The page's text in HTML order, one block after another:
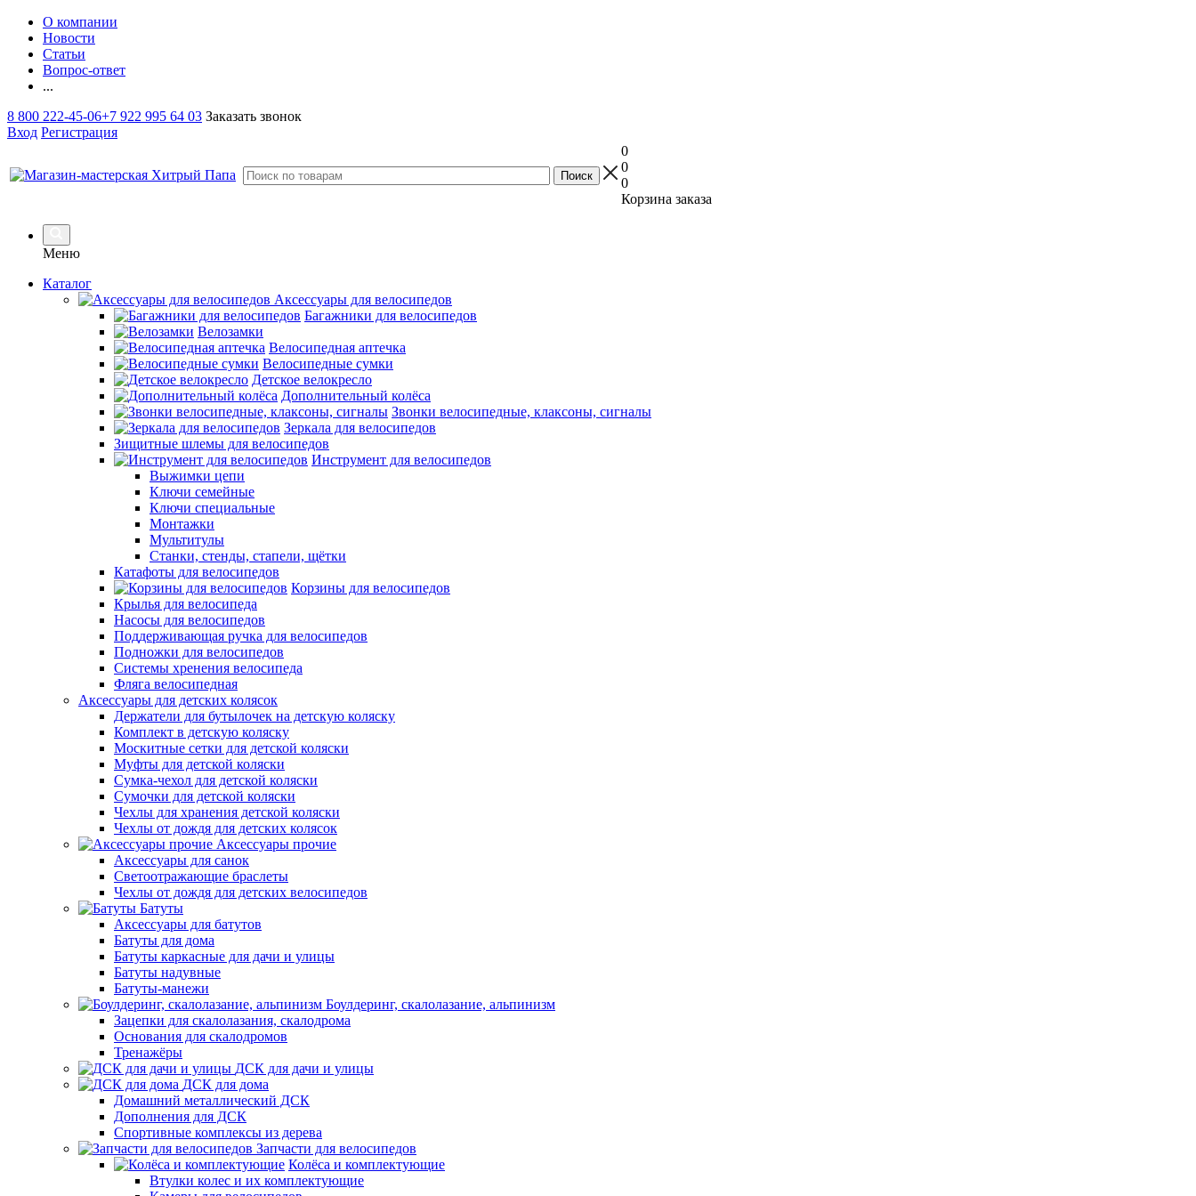
О компании
Новости
Статьи
Вопрос-ответ
...
8 800 222-45-06+7 922 995 64 03 Заказать звонок
Вход Регистрация
0
0
0
Корзина заказа
Меню
Каталог
Аксессуары для велосипедов
Багажники для велосипедов
Велозамки
Велосипедная аптечка
Велосипедные сумки
Детское велокресло
Дополнительный колёса
Звонки велосипедные, клаксоны, сигналы
Зеркала для велосипедов
Зищитные шлемы для велосипедов
Инструмент для велосипедов
Выжимки цепи
Ключи семейные
Ключи специальные
Монтажки
Мультитулы
Станки, стенды, стапели, щётки
Катафоты для велосипедов
Корзины для велосипедов
Крылья для велосипеда
Насосы для велосипедов
Поддерживающая ручка для велосипедов
Подножки для велосипедов
Системы хренения велосипеда
Фляга велосипедная
Аксессуары для детских колясок
Держатели для бутылочек на детскую коляску
Комплект в детскую коляску
Москитные сетки для детской коляски
Муфты для детской коляски
Сумка-чехол для детской коляски
Сумочки для детской коляски
Чехлы для хранения детской коляски
Чехлы от дождя для детских колясок
Аксессуары прочие
Аксессуары для санок
Светоотражающие браслеты
Чехлы от дождя для детских велосипедов
Батуты
Аксессуары для батутов
Батуты для дома
Батуты каркасные для дачи и улицы
Батуты надувные
Батуты-манежи
Боулдеринг, скалолазание, альпинизм
Зацепки для скалолазания, скалодрома
Основания для скалодромов
Тренажёры
ДСК для дачи и улицы
ДСК для дома
Домашний металлический ДСК
Дополнения для ДСК
Спортивные комплексы из дерева
Запчасти для велосипедов
Колёса и комплектующие
Втулки колес и их комплектующие